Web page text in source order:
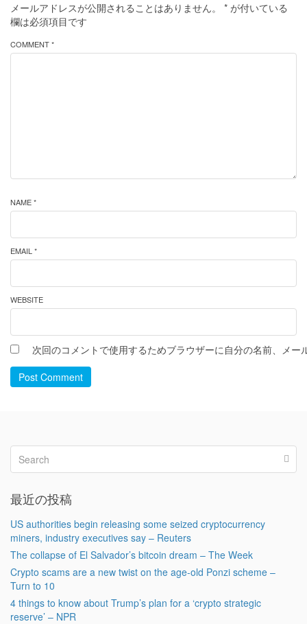
メールアドレスが公開されることはありません。 * が付いている
欄は必須項目です
COMMENT *
NAME *
EMAIL *
WEBSITE
次回のコメントで使用するためブラウザーに自分の名前、メー
Post Comment
最近の投稿
US authorities begin releasing some seized cryptocurrency
miners, industry executives say – Reuters
The collapse of El Salvador’s bitcoin dream – The Week
Crypto scams are a new twist on the age-old Ponzi scheme –
Turn to 10
4 things to know about Trump’s plan for a ‘crypto strategic
reserve’ – NPR